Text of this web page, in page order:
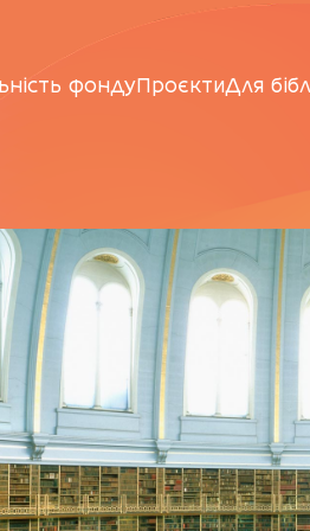
фонду ПроєктиДля